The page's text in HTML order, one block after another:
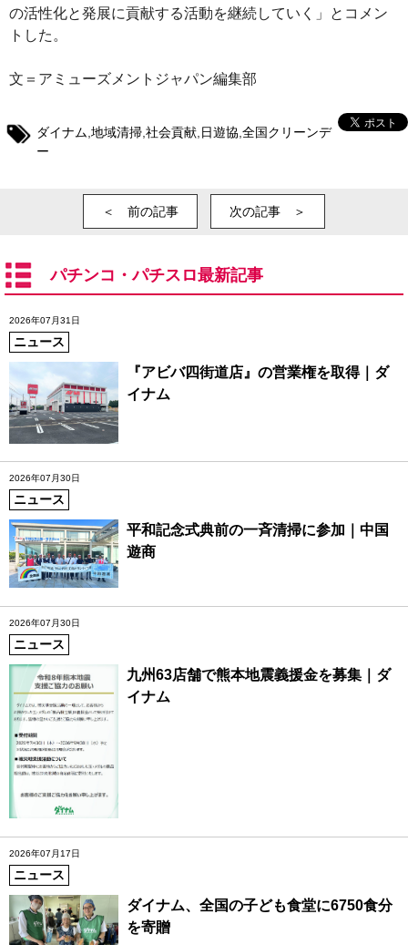
の活性化と発展に貢献する活動を継続していく」とコメン
トした。
文＝アミューズメントジャパン編集部
ダイナム 地域清掃 社会貢献 日遊協 全国クリーンデ
ー
＜ 前の記事 次の記事 ＞
パチンコ・パチスロ最新記事
2026年07月31日
ニュース
『アビバ四街道店』の営業権を取得｜ダ
イナム
2026年07月30日
ニュース
平和記念式典前の一斉清掃に参加｜中国
遊商
2026年07月30日
ニュース
九州63店舗で熊本地震義援金を募集｜ダ
イナム
2026年07月17日
ニュース
ダイナム、全国の子ども食堂に6750食分
を寄贈